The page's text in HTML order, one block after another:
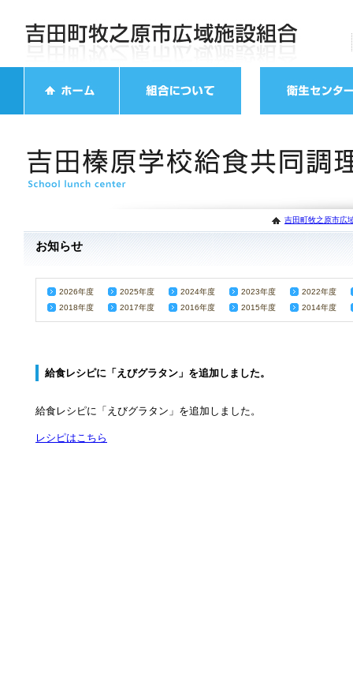
吉田町牧之原市広
お知らせ
2026年度 2025年度 2024年度 2023年度
2022年度
2018年度
2017年度 2016年度 2015年度 2014年度
給食レシピに「えびグラタン」を追加しました。
給食レシピに「えびグラタン」を追加しました。
レシピはこちら